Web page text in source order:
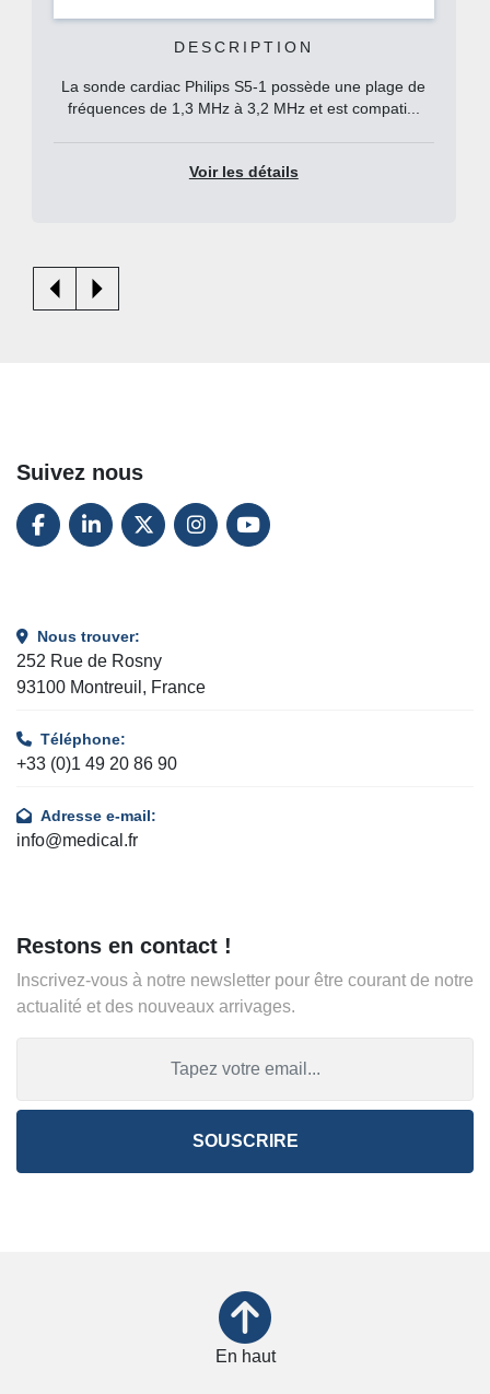
DESCRIPTION
La sonde cardiac Philips S5-1 possède une plage de
fréquences de 1,3 MHz à 3,2 MHz et est compati...
Voir les détails
Suivez nous
FACEBOOK
LINKEDINTWITTERINSTAGRAM
YOUTUBE
Nous trouver:
252 Rue de Rosny
93100 Montreuil, France
Téléphone:
+33 (0)1 49 20 86 90
Adresse e-mail:
info@medical.fr
Restons en contact !
Inscrivez-vous à notre newsletter pour être courant de notre
actualité et des nouveaux arrivages.
SOUSCRIRE
En haut